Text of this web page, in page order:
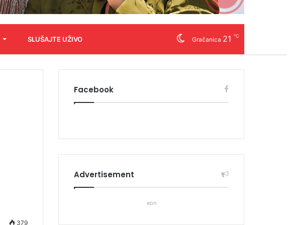
SLUŠAJTE UŽIVO Gračanica 21 ℃
379
Facebook
Advertisement
eon